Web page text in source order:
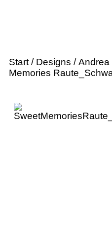
Start / Designs /Andrea
Memories